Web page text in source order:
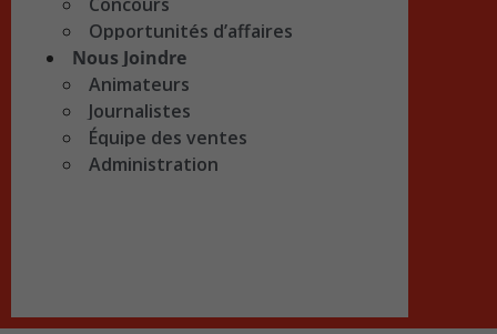
Opportunités d’affaires
Nous Joindre
Animateurs
Journalistes
Équipe des ventes
Administration